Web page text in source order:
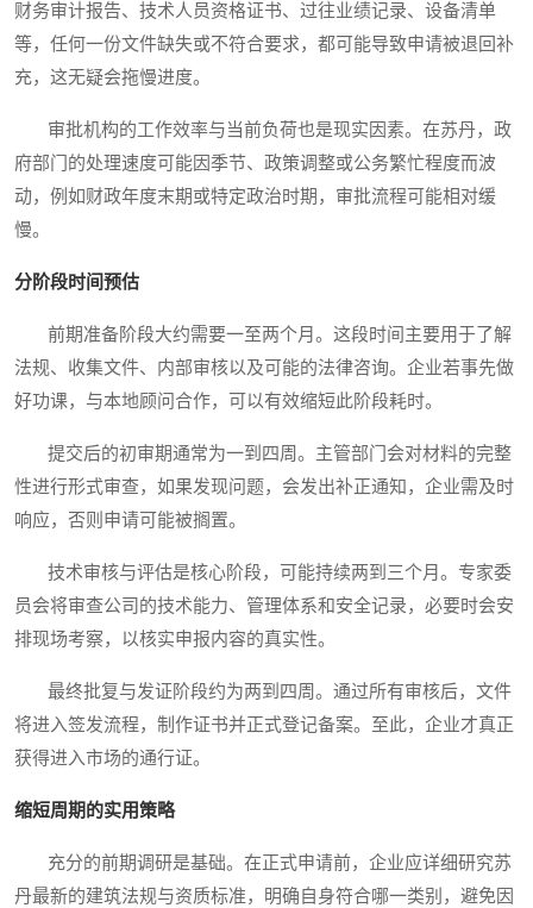
财务审计报告、技术人员资格证书、过往业绩记录、设备清单
等，任何一份文件缺失或不符合要求，都可能导致申请被退回补
充，这无疑会拖慢进度。
审批机构的工作效率与当前负荷也是现实因素。在苏丹，政
府部门的处理速度可能因季节、政策调整或公务繁忙程度而波
动，例如财政年度末期或特定政治时期，审批流程可能相对缓
慢。
分阶段时间预估
前期准备阶段大约需要一至两个月。这段时间主要用于了解
法规、收集文件、内部审核以及可能的法律咨询。企业若事先做
好功课，与本地顾问合作，可以有效缩短此阶段耗时。
提交后的初审期通常为一到四周。主管部门会对材料的完整
性进行形式审查，如果发现问题，会发出补正通知，企业需及时
响应，否则申请可能被搁置。
技术审核与评估是核心阶段，可能持续两到三个月。专家委
员会将审查公司的技术能力、管理体系和安全记录，必要时会安
排现场考察，以核实申报内容的真实性。
最终批复与发证阶段约为两到四周。通过所有审核后，文件
将进入签发流程，制作证书并正式登记备案。至此，企业才真正
获得进入市场的通行证。
缩短周期的实用策略
充分的前期调研是基础。在正式申请前，企业应详细研究苏
丹最新的建筑法规与资质标准，明确自身符合哪一类别，避免因